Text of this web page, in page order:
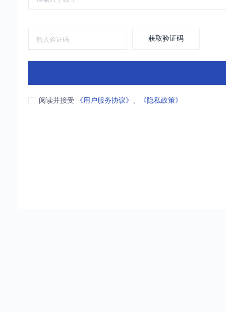
获取验证码
阅读并接受 《用户服务协议》 、 《隐私政策》